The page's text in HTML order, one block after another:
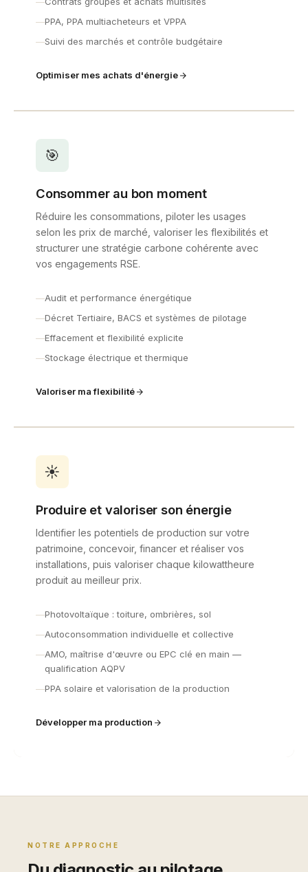
PPA, PPA multiacheteurs et VPPA
Suivi des marchés et contrôle budgétaire
Optimiser mes achats d'énergie
🎯
Consommer au bon moment
Réduire les consommations, piloter les usages
selon les prix de marché, valoriser les flexibilités et
structurer une stratégie carbone cohérente avec
vos engagements RSE.
Audit et performance énergétique
Décret Tertiaire, BACS et systèmes de pilotage
Effacement et flexibilité explicite
Stockage électrique et thermique
Valoriser ma flexibilité
☀️
Produire et valoriser son énergie
Identifier les potentiels de production sur votre
patrimoine, concevoir, financer et réaliser vos
installations, puis valoriser chaque kilowattheure
produit au meilleur prix.
Photovoltaïque : toiture, ombrières, sol
Autoconsommation individuelle et collective
AMO, maîtrise d'œuvre ou EPC clé en main —
qualification AQPV
PPA solaire et valorisation de la production
Développer ma production
NOTRE APPROCHE